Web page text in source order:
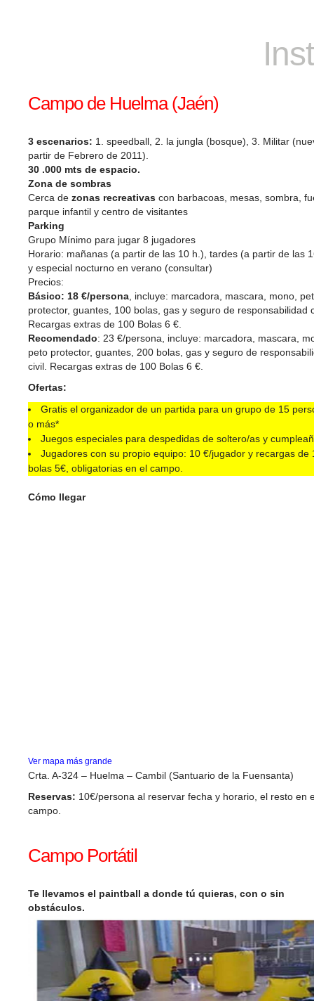
Campo de Huelma (Jaén)
3 escenarios: 1. speedball, 2. la jungla (bosque), 3. Militar
partir de Febrero de 2011).
30 .000 mts de espacio.
Zona de sombras
Cerca de zonas recreativas con barbacoas, mesas, sombra,
parque infantil y centro de visitantes
Parking
Grupo Mínimo para jugar 8 jugadores
Horario: mañanas (a partir de las 10 h.), tardes (a partir de las
y especial nocturno en verano (consultar)
Precios:
Básico: 18 €/persona , incluye: marcadora, mascara, mono,
protector, guantes, 100 bolas, gas y seguro de responsabilidad
Recargas extras de 100 Bolas 6 €.
Recomendado: 23 €/persona, incluye: marcadora, mascara,
peto protector, guantes, 200 bolas, gas y seguro de
civil. Recargas extras de 100 Bolas 6 €.
Ofertas:
Gratis el organizador de un partida para un grupo de 15
o más*
Juegos especiales para despedidas de soltero/as y
Jugadores con su propio equipo: 10 €/jugador y recargas de
bolas 5€, obligatorias en el campo.
Cómo llegar
Ver mapa más grande
Crta. A-324 – Huelma – Cambil (Santuario de la Fuensanta)
Reservas: 10€/persona al reservar fecha y horario, el resto en
campo.
Campo Portátil
Te llevamos el paintball a donde tú quieras, con o sin
obstáculos.